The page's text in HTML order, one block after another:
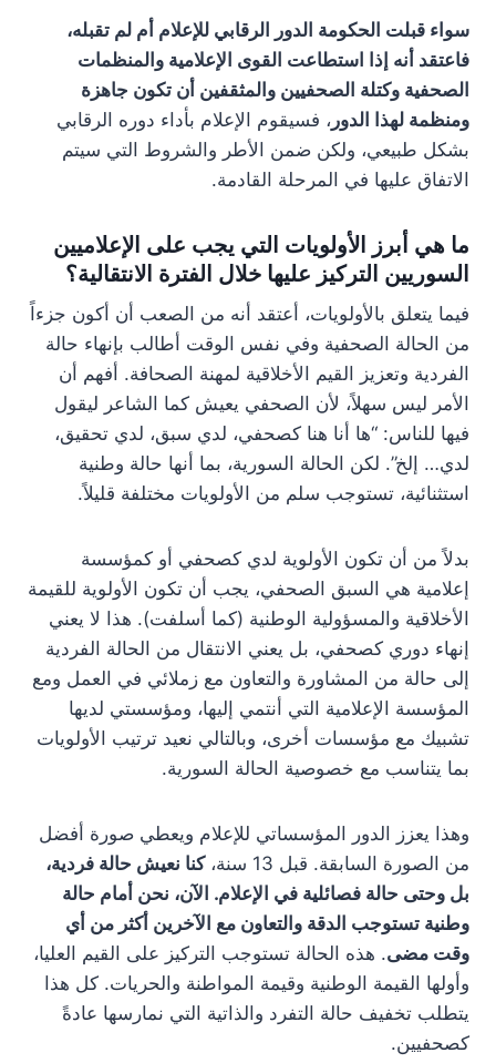
سواء قبلت الحكومة الدور الرقابي للإعلام أم لم تقبله،
فاعتقد أنه إذا استطاعت القوى الإعلامية والمنظمات
الصحفية وكتلة الصحفيين والمثقفين أن تكون جاهزة
ومنظمة لهذا الدور ، فسيقوم الإعلام بأداء دوره الرقابي
بشكل طبيعي، ولكن ضمن الأطر والشروط التي سيتم
الاتفاق عليها في المرحلة القادمة.
ما هي أبرز الأولويات التي يجب على الإعلاميين
السوريين التركيز عليها خلال الفترة الانتقالية؟
فيما يتعلق بالأولويات، أعتقد أنه من الصعب أن أكون جزءاً
من الحالة الصحفية وفي نفس الوقت أطالب بإنهاء حالة
الفردية وتعزيز القيم الأخلاقية لمهنة الصحافة. أفهم أن
الأمر ليس سهلاً، لأن الصحفي يعيش كما الشاعر ليقول
فيها للناس: “ها أنا هنا كصحفي، لدي سبق، لدي تحقيق،
لدي… إلخ”. لكن الحالة السورية، بما أنها حالة وطنية
استثنائية، تستوجب سلم من الأولويات مختلفة قليلاً.
بدلاً من أن تكون الأولوية لدي كصحفي أو كمؤسسة
إعلامية هي السبق الصحفي، يجب أن تكون الأولوية للقيمة
الأخلاقية والمسؤولية الوطنية (كما أسلفت). هذا لا يعني
إنهاء دوري كصحفي، بل يعني الانتقال من الحالة الفردية
إلى حالة من المشاورة والتعاون مع زملائي في العمل ومع
المؤسسة الإعلامية التي أنتمي إليها، ومؤسستي لديها
تشبيك مع مؤسسات أخرى، وبالتالي نعيد ترتيب الأولويات
بما يتناسب مع خصوصية الحالة السورية.
وهذا يعزز الدور المؤسساتي للإعلام ويعطي صورة أفضل
من الصورة السابقة. قبل 13 سنة،
كنا نعيش حالة فردية،
بل وحتى حالة فصائلية في الإعلام. الآن، نحن أمام حالة
وطنية تستوجب الدقة والتعاون مع الآخرين أكثر من أي
وقت مضى. هذه الحالة تستوجب التركيز على القيم العليا،
وأولها القيمة الوطنية وقيمة المواطنة والحريات. كل هذا
يتطلب تخفيف حالة التفرد والذاتية التي نمارسها عادةً
كصحفيين.